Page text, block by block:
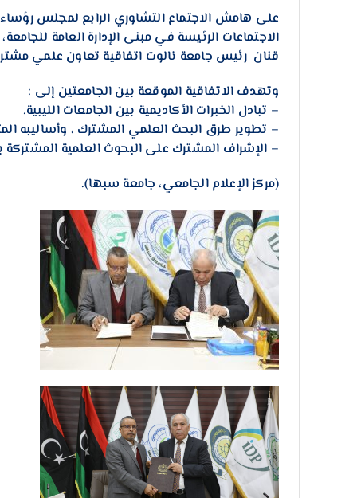
على هامش الاجتماع التشاوري الرابع لمجلس
الاجتماعات الرئيسة في مبنى الإدارة العامة
قنان رئيس جامعة نالوت اتفاقية تعاون علمي مشترك صباح
وتهدف الاتفاقية الموقعة بين الجامعتين إلى :
– تبادل الخبرات الأكاديمية بين الجامعات الليبية.
– تطوير طرق البحث العلمي المشترك ، وأساليبه
– الإشراف المشترك على البحوث العلمية المشتركة
(مركز الإعلام الجامعي، جامعة سبها).